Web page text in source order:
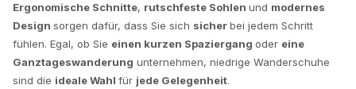
Ergonomische Schnitte, rutschfeste Sohlen und modernes
Design sorgen dafür, dass Sie sich sicherbei jedem Schritt
fühlen. Egal, ob Sie einen kurzen Spaziergang oder eine
Ganztageswanderung unternehmen, niedrige Wanderschuhe
sind die ideale Wahl für jede Gelegenheit.